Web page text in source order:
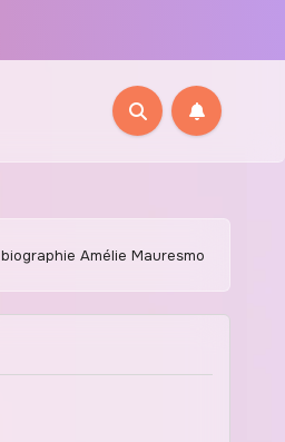
biographie Amélie Mauresmo